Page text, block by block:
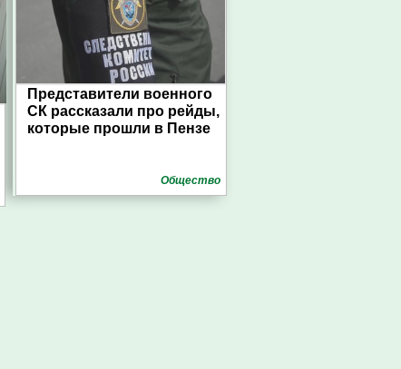
Представители военного
СК рассказали про рейды,
которые прошли в Пензе
Общество